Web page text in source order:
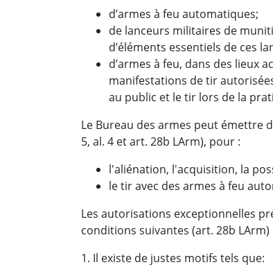
d’armes à feu automatiques;
de lanceurs militaires de
d’éléments essentiels de ces
d’armes à feu, dans des lieux
manifestations de tir
au public et le tir lors de la
Le Bureau des armes peut émettre
5, al. 4 et art. 28b LArm), pour :
l'aliénation, l'acquisition, la
le tir avec des armes à feu
Les autorisations exceptionnelles
conditions suivantes (art. 28b LArm)
1. Il existe de justes motifs tels que: